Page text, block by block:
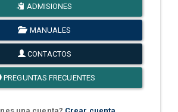
ADMISIONES
MANUALES
CONTACTOS
PREGUNTAS FRECUENTES